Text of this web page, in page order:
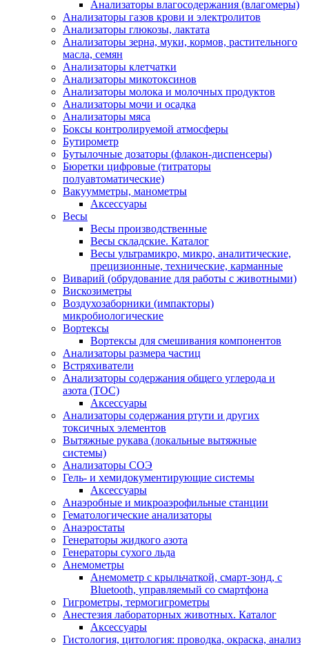
Анализаторы влагосодержания (влагомеры)
Анализаторы газов крови и электролитов
Анализаторы глюкозы, лактата
Анализаторы зерна, муки, кормов, растительного
масла, семян
Анализаторы клетчатки
Анализаторы микотоксинов
Анализаторы молока и молочных продуктов
Анализаторы мочи и осадка
Анализаторы мяса
Боксы контролируемой атмосферы
Бутирометр
Бутылочные дозаторы (флакон-диспенсеры)
Бюретки цифровые (титраторы
полуавтоматические)
Вакуумметры, манометры
Аксессуары
Весы
Весы производственные
Весы складские. Каталог
Весы ультрамикро, микро, аналитические,
прецизионные, технические, карманные
Виварий (обрудование для работы с животными)
Вискозиметры
Воздухозаборники (импакторы)
микробиологические
Вортексы
Вортексы для смешивания компонентов
Анализаторы размера частиц
Встряхиватели
Анализаторы содержания общего углерода и
азота (ТОС)
Аксессуары
Анализаторы содержания ртути и других
токсичных элементов
Вытяжные рукава (локальные вытяжные
системы)
Анализаторы СОЭ
Гель- и хемидокументирующие системы
Аксессуары
Анаэробные и микроаэрофильные станции
Гематологические анализаторы
Анаэростаты
Генераторы жидкого азота
Генераторы сухого льда
Анемометры
Анемометр с крыльчаткой, смарт-зонд, с
Bluetooth, управляемый со смартфона
Гигрометры, термогигрометры
Анестезия лабораторных животных. Каталог
Аксессуары
Гистология, цитология: проводка, окраска, анализ